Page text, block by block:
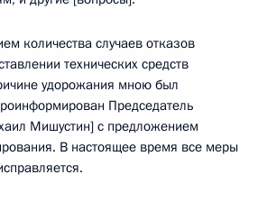
количества случаев отказов
технических средств
удорожания мною был
Председатель
Мишустин] с предложением
В настоящее время все меры